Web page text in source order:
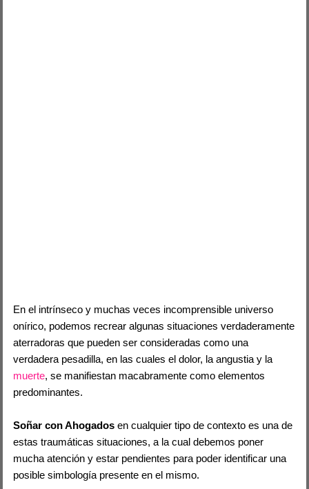
En el intrínseco y muchas veces incomprensible universo
onírico, podemos recrear algunas situaciones verdaderamente
aterradoras que pueden ser consideradas como una
verdadera pesadilla, en las cuales el dolor, la angustia y la
muerte, se manifiestan macabramente como elementos
predominantes.
Soñar con Ahogados en cualquier tipo de contexto es una de
estas traumáticas situaciones, a la cual debemos poner
mucha atención y estar pendientes para poder identificar una
posible simbología presente en el mismo.